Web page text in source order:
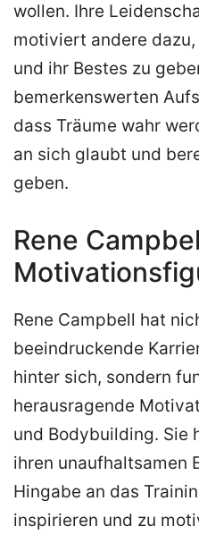
wollen. Ihre
motiviert andere
und ihr Bestes zu
bemerkenswerten
dass Träume wahr
an sich glaubt und
geben.
Rene
Rene Campbell hat
beeindruckende
hinter sich, sondern
herausragende
und Bodybuilding. Sie
ihren unaufhaltsamen
Hingabe an das
inspirieren und zu